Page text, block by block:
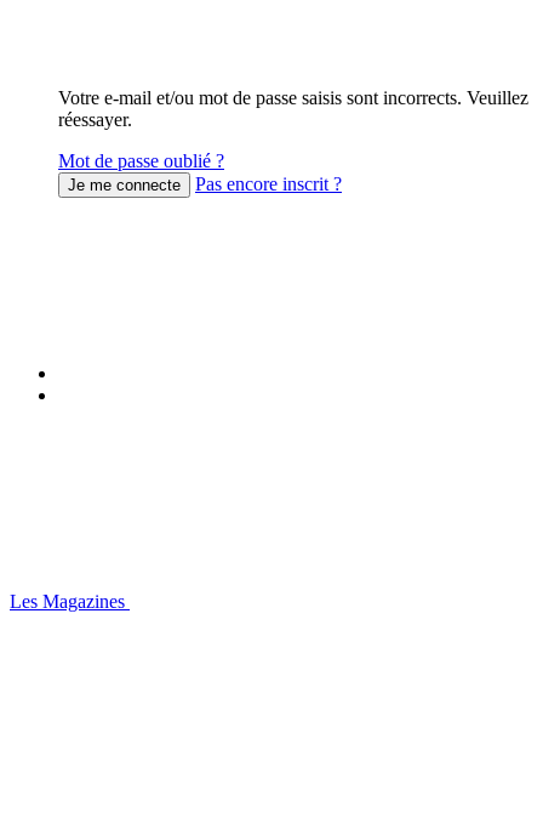
Votre e-mail et/ou mot de passe saisis sont incorrects. Veuillez
réessayer.
Mot de passe oublié ?
Pas encore inscrit ?
Les Magazines